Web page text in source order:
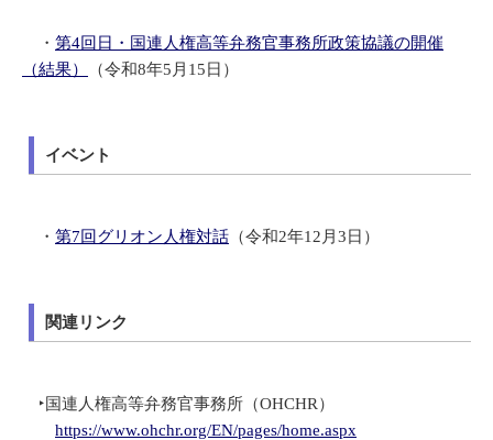
・ 第4回日・国連人権高等弁務官事務所政策協議の開催
（結果）
（令和8年5月15日）
イベント
・ 第7回グリオン人権対話 （令和2年12月3日）
関連リンク
‣国連人権高等弁務官事務所（OHCHR）
https://www.ohchr.org/EN/pages/home.aspx